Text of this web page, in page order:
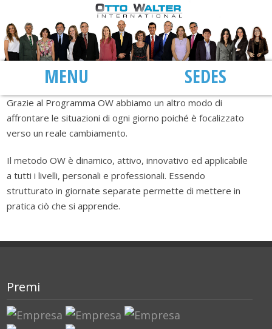
MENU SEDI
Grazie al Programma OW abbiamo un altro modo di
affrontare le situazioni di ogni giorno poiché è focalizzato
verso un reale cambiamento.
Il metodo OW è dinamico, attivo, innovativo ed applicabile
a tutti i livelli, personali e professionali. Essendo
strutturato in giornate separate permette di mettere in
pratica ciò che si apprende.
Premi